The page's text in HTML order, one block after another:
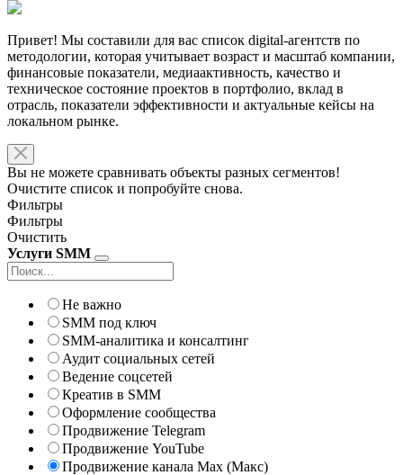
Привет! Мы составили для вас список digital-агентств по
методологии, которая учитывает возраст и масштаб компании,
финансовые показатели, медиаактивность, качество и
техническое состояние проектов в портфолио, вклад в
отрасль, показатели эффективности и актуальные кейсы на
локальном рынке.
Вы не можете сравнивать объекты разных сегментов!
Очистите список и попробуйте снова.
Фильтры
Фильтры
Очистить
Услуги SMM
Не важно
SMM под ключ
SMM-аналитика и консалтинг
Аудит социальных сетей
Ведение соцсетей
Креатив в SMM
Оформление сообщества
Продвижение Telegram
Продвижение YouTube
Продвижение канала Max (Макс)